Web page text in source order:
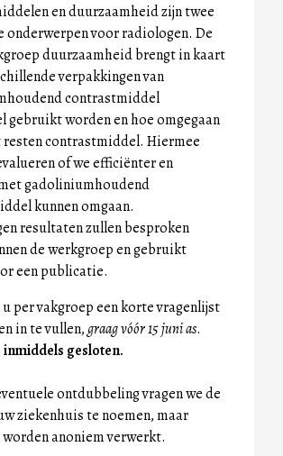
en duurzaamheid zijn twee
onderwerpen voor radiologen. De
duurzaamheid brengt in kaart
verpakkingen van
contrastmiddel
gebruikt worden en hoe omgegaan
contrastmiddel. Hiermee
of we efficiënter en
gadoliniumhoudend
kunnen omgaan.
resultaten zullen besproken
de werkgroep en gebruikt
een publicatie.
u per vakgroep een korte vragenlijst
in te vullen,graag vóór 15 juni as.
inmiddels gesloten.
ontdubbeling vragen we de
ziekenhuis te noemen, maar
anoniem verwerkt.